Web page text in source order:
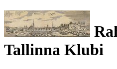
Tallinna Klubi